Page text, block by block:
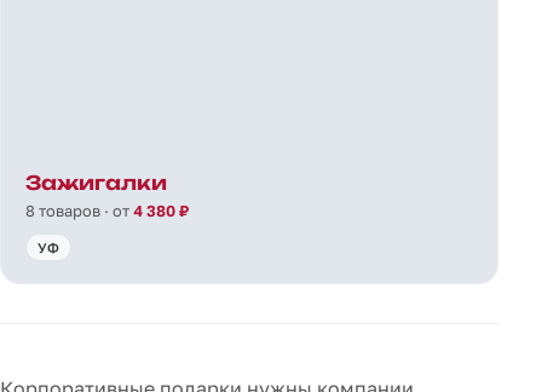
Зажигалки
8 товаров · от4 380 ₽
УФ